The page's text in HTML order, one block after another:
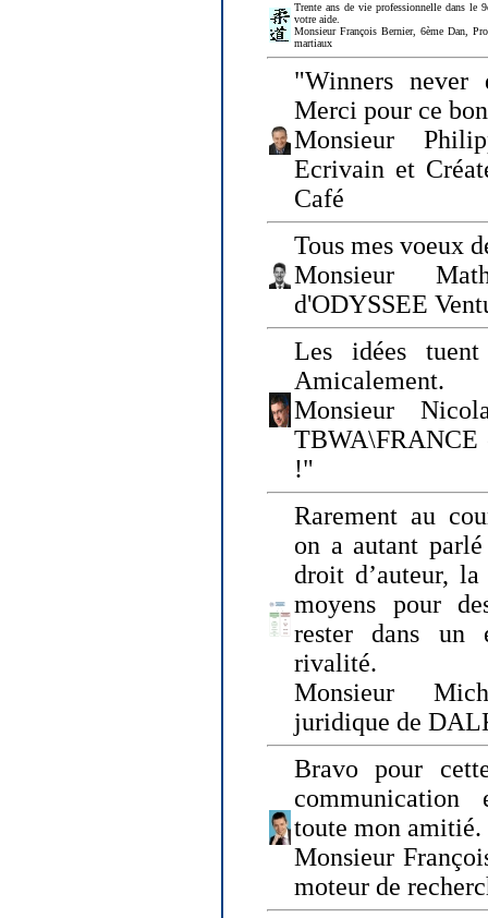
Trente ans de vie professionnelle dans le
votre aide.
Monsieur François Bernier, 6ème Dan,
martiaux
"Winners
Merci pour ce
Monsieur
Ecrivain et
Café
Tous mes voeux
Monsieur
d'ODYSSEE
Les idées
Amicalement.
Monsieur
TBWA\FRANCE
!"
Rarement au
on a autant
droit d’auteur,
moyens pour
rester dans un
rivalité.
Monsieur
juridique de
Bravo pour
communication
toute mon amitié.
Monsieur
moteur de